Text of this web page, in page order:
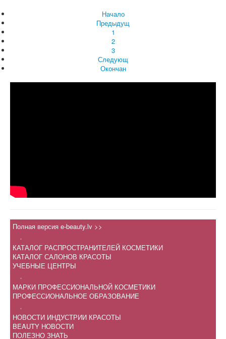
Начало
Предыдущ
1
2
3
Следующ
Окончан
Полная версия e-beauty.lv >>
.
КАТАЛОГ РАСПРОСТРАНИТЕЛЕЙ КОСМЕТИКИ
КАТАЛОГ САЛОНОВ КРАСОТЫ
УЧЕБНЫЕ ЦЕНТРЫ
.
МАРКИ ПРОФЕССИОНАЛЬНОЙ КОСМЕТИКИ
ПРОФЕССИОНАЛЬНОЕ ОБРАЗОВАНИЕ
.
НОВОСТИ ИНДУСТРИИ КРАСОТЫ
BEAUTY НОВОСТИ
ПОЛЕЗНО ЗНАТЬ